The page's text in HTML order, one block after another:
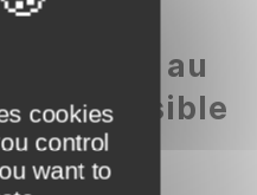
porte
2 étoiles au
possible
2024
cookies
control
want to